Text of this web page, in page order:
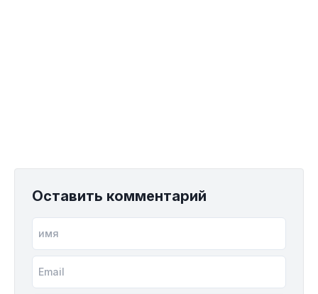
Оставить комментарий